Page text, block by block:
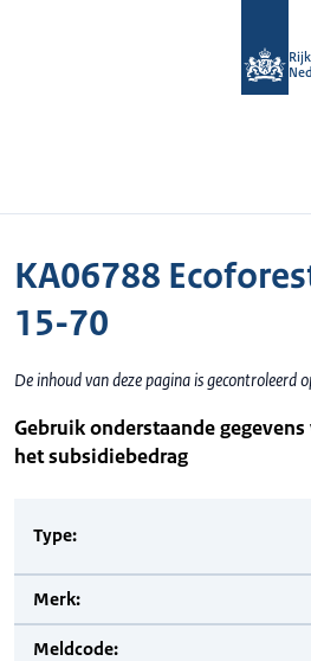
KA06788
15-70
De inhoud van deze pagina is gecontroleerd
Gebruik onderstaande
het subsidiebedrag
Type:
Merk:
Meldcode: